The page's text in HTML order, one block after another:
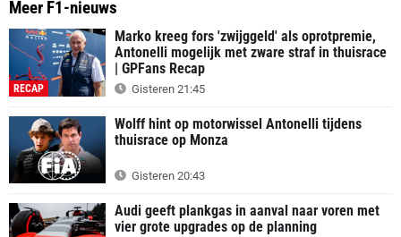
Meer F1-nieuws
RECAP
Marko kreeg fors 'zwijggeld' als oprotpremie,
Antonelli mogelijk met zware straf in thuisrace
| GPFans Recap
Gisteren 21:45
Wolff hint op motorwissel Antonelli tijdens
thuisrace op Monza
Gisteren 20:43
Audi geeft plankgas in aanval naar voren met
vier grote upgrades op de planning